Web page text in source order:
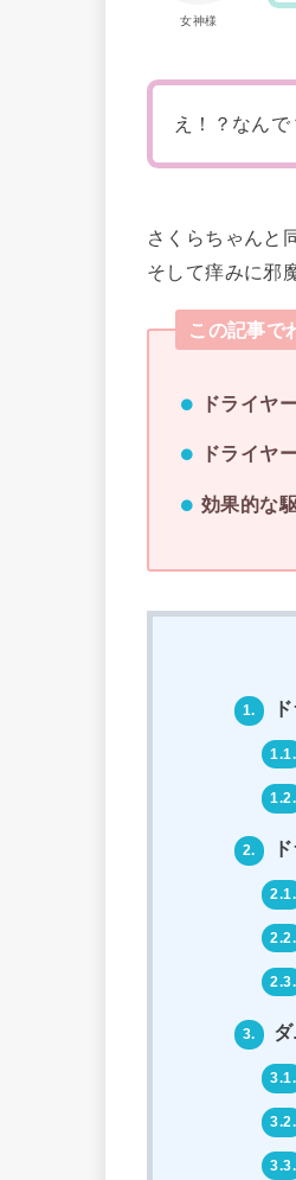
女神様
え！？なんで
さくらちゃんと
そして痒みに邪
この記事で
ドライヤ
ドライヤ
効果的な
1.
1.1.
1.2.
2.
2.1.
2.2.
2.3.
3.
3.1.
3.2.
3.3.